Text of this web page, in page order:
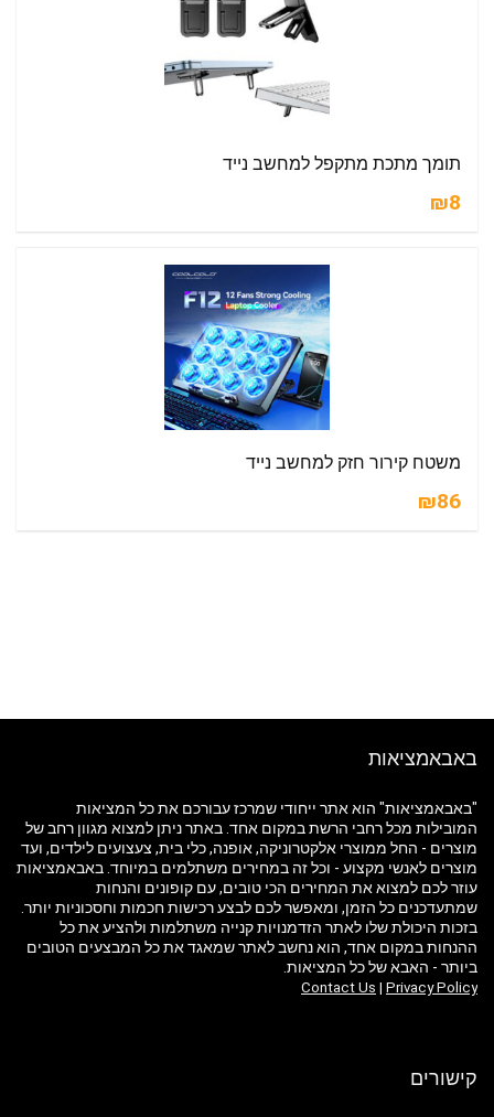
תומך מתכת מתקפל למחשב נייד
₪8
משטח קירור חזק למחשב נייד
₪86
באבאמציאות
"באבאמציאות" הוא אתר ייחודי שמרכז עבורכם את כל המציאות
המובילות מכל רחבי הרשת במקום אחד. באתר ניתן למצוא מגוון רחב של
מוצרים - החל ממוצרי אלקטרוניקה, אופנה, כלי בית, צעצועים לילדים, ועד
מוצרים לאנשי מקצוע - וכל זה במחירים משתלמים במיוחד. באבאמציאות
עוזר לכם למצוא את המחירים הכי טובים, עם קופונים והנחות
שמתעדכנים כל הזמן, ומאפשר לכם לבצע רכישות חכמות וחסכוניות יותר.
בזכות היכולת שלו לאתר הזדמנויות קנייה משתלמות ולהציע את כל
ההנחות במקום אחד, הוא נחשב לאתר שמאגד את כל המבצעים הטובים
ביותר - האבא של כל המציאות.
Contact Us | Privacy Policy
קישורים